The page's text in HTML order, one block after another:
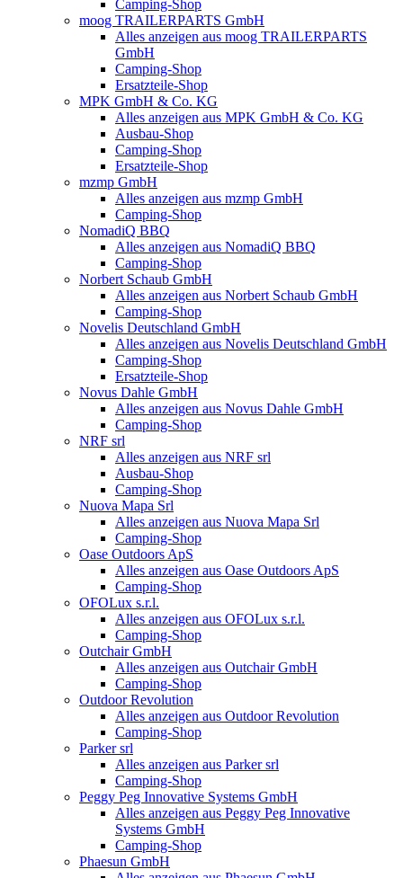
Camping-Shop
moog TRAILERPARTS GmbH
Alles anzeigen aus moog TRAILERPARTS
GmbH
Camping-Shop
Ersatzteile-Shop
MPK GmbH & Co. KG
Alles anzeigen aus MPK GmbH & Co. KG
Ausbau-Shop
Camping-Shop
Ersatzteile-Shop
mzmp GmbH
Alles anzeigen aus mzmp GmbH
Camping-Shop
NomadiQ BBQ
Alles anzeigen aus NomadiQ BBQ
Camping-Shop
Norbert Schaub GmbH
Alles anzeigen aus Norbert Schaub GmbH
Camping-Shop
Novelis Deutschland GmbH
Alles anzeigen aus Novelis Deutschland GmbH
Camping-Shop
Ersatzteile-Shop
Novus Dahle GmbH
Alles anzeigen aus Novus Dahle GmbH
Camping-Shop
NRF srl
Alles anzeigen aus NRF srl
Ausbau-Shop
Camping-Shop
Nuova Mapa Srl
Alles anzeigen aus Nuova Mapa Srl
Camping-Shop
Oase Outdoors ApS
Alles anzeigen aus Oase Outdoors ApS
Camping-Shop
OFOLux s.r.l.
Alles anzeigen aus OFOLux s.r.l.
Camping-Shop
Outchair GmbH
Alles anzeigen aus Outchair GmbH
Camping-Shop
Outdoor Revolution
Alles anzeigen aus Outdoor Revolution
Camping-Shop
Parker srl
Alles anzeigen aus Parker srl
Camping-Shop
Peggy Peg Innovative Systems GmbH
Alles anzeigen aus Peggy Peg Innovative
Systems GmbH
Camping-Shop
Phaesun GmbH